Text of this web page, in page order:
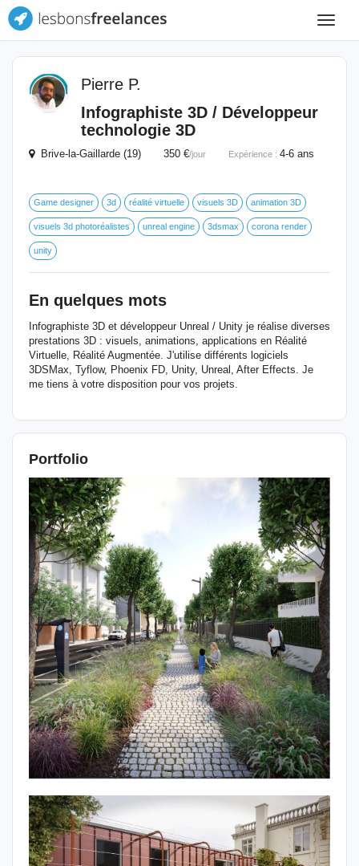
Toggle
Pierre P.
Infographiste 3D / Développeur
technologie 3D
Brive-la-Gaillarde (19) 350 €/jour Expérience : 4-6 ans
Game designer 3d réalité virtuelle visuels 3D animation 3D
visuels 3d photoréalistes unreal engine 3dsmax corona render
unity
En quelques mots
Infographiste 3D et développeur Unreal / Unity je réalise diverses
prestations 3D : visuels, animations, applications en Réalité
Virtuelle, Réalité Augmentée. J'utilise différents logiciels
3DSMax, Tyflow, Phoenix FD, Unity, Unreal, After Effects. Je
me tiens à votre disposition pour vos projets.
Portfolio